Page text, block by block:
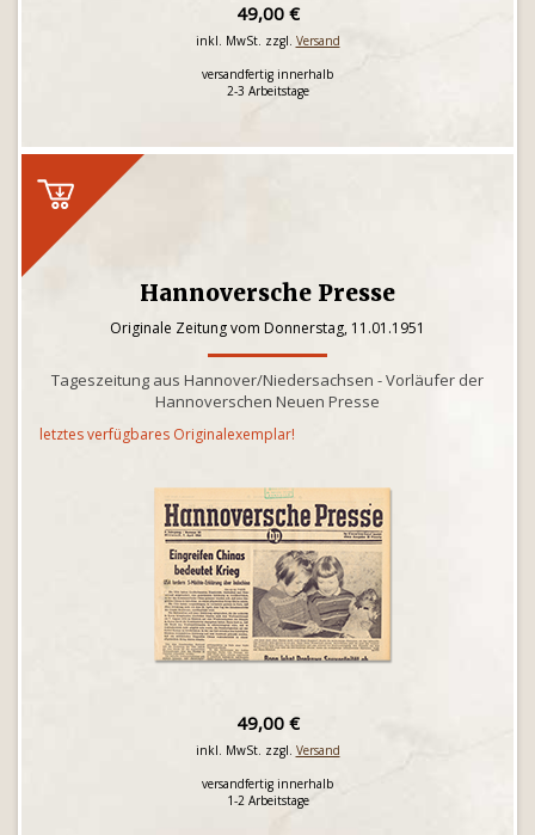
49,00 €
inkl. MwSt. zzgl. Versand
versandfertig innerhalb
2-3 Arbeitstage
Hannoversche Presse
Originale Zeitung vom Donnerstag, 11.01.1951
Tageszeitung aus Hannover/Niedersachsen - Vorläufer der
Hannoverschen Neuen Presse
letztes verfügbares Originalexemplar!
49,00 €
inkl. MwSt. zzgl. Versand
versandfertig innerhalb
1-2 Arbeitstage